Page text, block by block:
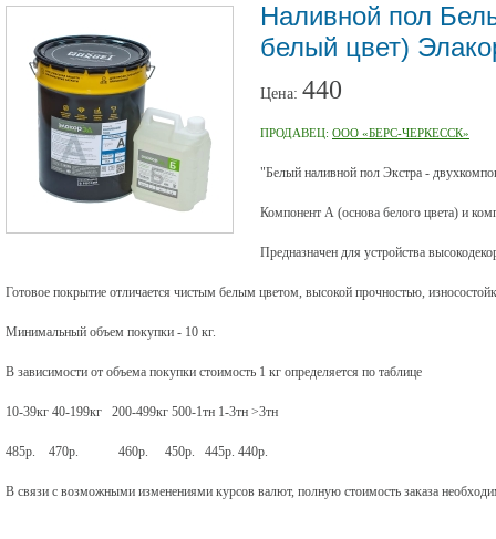
Наливной пол
белый цвет)
Цена: 440
ПРОДАВЕЦ: ООО «БЕРС-ЧЕРКЕССК»
"Белый наливной пол Экстра -
Компонент А (основа белого цвета) и
Предназначен для устройства
Готовое покрытие отличается чистым белым цветом, высокой прочностью,
Минимальный объем покупки - 10 кг.
В зависимости от объема покупки стоимость 1 кг определяется по таблице
10-39кг 40-199кг 200-499кг 500-1тн 1-3тн >3тн
485р. 470р. 460р. 450р. 445р. 440р.
В связи с возможными изменениями курсов валют, полную стоимость заказа